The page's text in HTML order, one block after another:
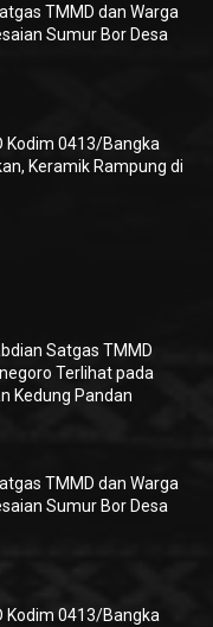
TMMD dan Warga
Sumur Bor Desa
Kodim 0413/Bangka
Keramik Rampung di
Satgas TMMD
Terlihat pada
Kedung Pandan
TMMD dan Warga
Sumur Bor Desa
Kodim 0413/Bangka